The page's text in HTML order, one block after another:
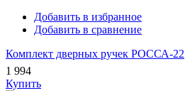
Добавить в избранное
Добавить в сравнение
Комплект дверных ручек РОССА-22
1 994
Купить